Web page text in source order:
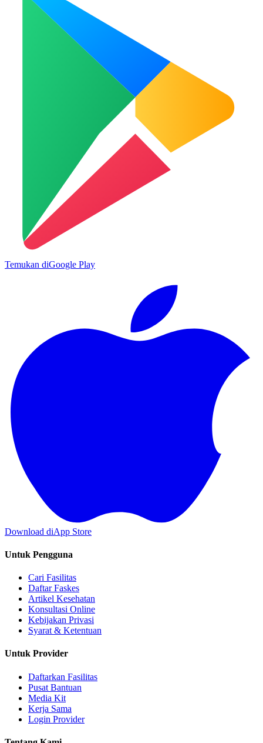
Temukan diGoogle Play
Download diApp Store
Untuk Pengguna
Cari Fasilitas
Daftar Faskes
Artikel Kesehatan
Konsultasi Online
Kebijakan Privasi
Syarat & Ketentuan
Untuk Provider
Daftarkan Fasilitas
Pusat Bantuan
Media Kit
Kerja Sama
Login Provider